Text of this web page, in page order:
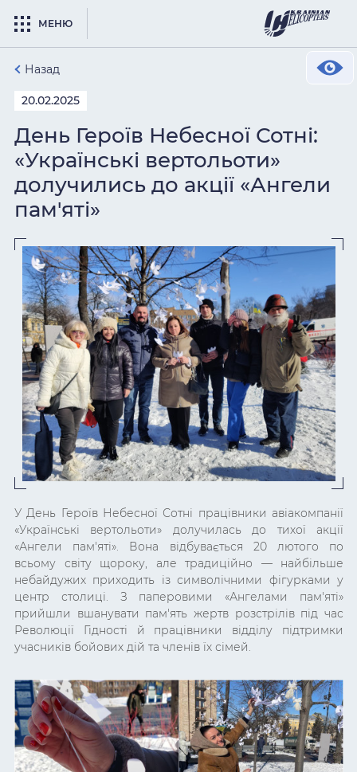
МЕНЮ
Назад
20.02.2025
День Героїв Небесної Сотні:
«Українські вертольоти»
долучились до акції «Ангели
пам'яті»
У День Героїв Небесної Сотні працівники авіакомпанії
«Українські вертольоти» долучилась до тихої акції
«Ангели пам'яті». Вона відбувається 20 лютого по
всьому світу щороку, але традиційно —найбільше
небайдужих приходить із символічними фігурками у
центр столиці. З паперовими «Ангелами пам'яті»
прийшли вшанувати пам'ять жертв розстрілів під час
Революції Гідності й працівники відділу підтримки
учасників бойових дій та членів їх сімей.